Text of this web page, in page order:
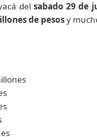
del sabado 29 de
de pesosy